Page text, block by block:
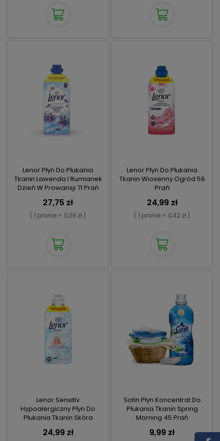
Lenor Płyn Do Płukania
Tkanin Lawenda I Rumianek
Dzień W Prowansji 71 Prań
27,75 zł
( 1 pranie = 0,39 zł )
Lenor Płyn Do Płukania
Tkanin Wiosenny Ogród 59
Prań
24,99 zł
( 1 pranie = 0,42 zł )
Lenor Sensitiv
Hypoalergiczny Płyn Do
Płukania Tkanin Skóra
24,99 zł
Sofin Płyn Koncentrat Do
Płukania Tkanin Spring
Morning 45 Prań
9,99 zł